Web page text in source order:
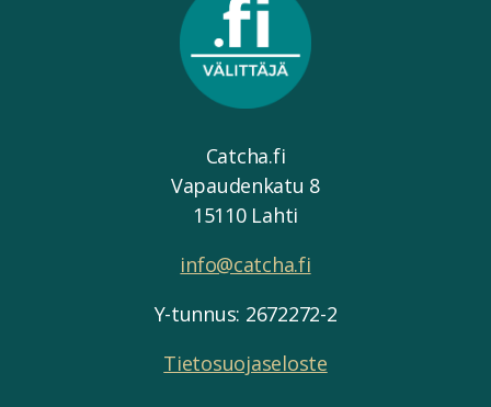
Catcha.fi
Vapaudenkatu 8
15110 Lahti
info@catcha.fi
Y-tunnus: 2672272-2
Tietosuojaseloste